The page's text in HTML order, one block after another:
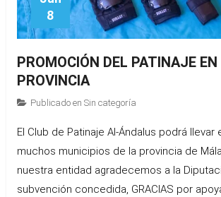
8
PROMOCIÓN DEL PATINAJE
PROVINCIA
Publicado en Sin categoría
El Club de Patinaje Al-Ándalus podrá llevar
muchos municipios de la provincia de
nuestra entidad agradecemos a la
subvención concedida, GRACIAS por